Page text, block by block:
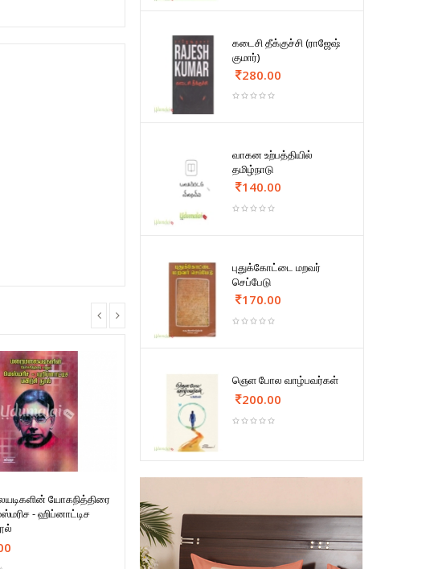
யோகநித்திரை
- ஹிப்னாட்டிச
கடைசி தீக்குச்சி (ராஜேஷ்
குமார்)
280.00
வாகன உற்பத்தியில்
தமிழ்நாடு
140.00
புதுக்கோட்டை மறவர்
செப்பேடு
170.00
ஞெள போல வாழ்பவர்கள்
200.00